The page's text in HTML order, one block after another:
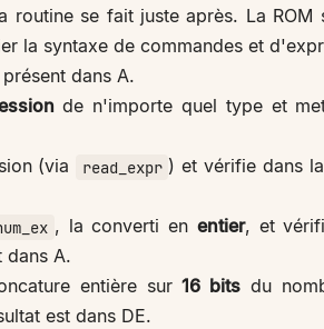
routine se fait juste après. La ROM
la syntaxe de commandes et
dans A.
de n'importe quel type et
(via read_expr ) et vérifie dans
, la converti en entier, et
dans A.
entière sur16 bits du
est dans DE.